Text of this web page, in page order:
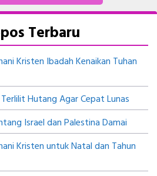
Terbaru
Kristen Ibadah Kenaikan Tuhan
Hutang Agar Cepat Lunas
Israel dan Palestina Damai
Kristen untuk Natal dan Tahun